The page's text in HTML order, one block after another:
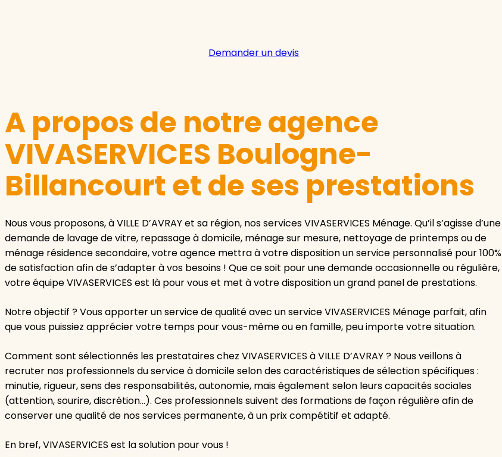
Demander un devis
A propos de notre agence
VIVASERVICES Boulogne-
Billancourt et de ses prestations
Nous vous proposons, à VILLE D’AVRAY et sa région, nos services VIVASERVICES Ménage. Qu’il s’agisse d’une
demande de lavage de vitre, repassage à domicile, ménage sur mesure, nettoyage de printemps ou de
ménage résidence secondaire, votre agence mettra à votre disposition un service personnalisé pour 100%
de satisfaction afin de s’adapter à vos besoins ! Que ce soit pour une demande occasionnelle ou régulière,
votre équipe VIVASERVICES est là pour vous et met à votre disposition un grand panel de prestations.
Notre objectif ? Vous apporter un service de qualité avec un service VIVASERVICES Ménage parfait, afin
que vous puissiez apprécier votre temps pour vous-même ou en famille, peu importe votre situation.
Comment sont sélectionnés les prestataires chez VIVASERVICES à VILLE D’AVRAY ? Nous veillons à
recruter nos professionnels du service à domicile selon des caractéristiques de sélection spécifiques :
minutie, rigueur, sens des responsabilités, autonomie, mais également selon leurs capacités sociales
(attention, sourire, discrétion…). Ces professionnels suivent des formations de façon régulière afin de
conserver une qualité de nos services permanente, à un prix compétitif et adapté.
En bref, VIVASERVICES est la solution pour vous !